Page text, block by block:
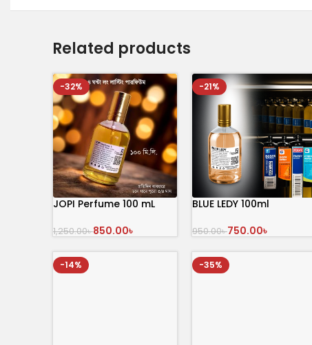
Related products
-32%
JOPI Perfume 100 mL
1,250.00৳850.00৳
অর্ডার করুন
-21%
BLUE LEDY 100ml
950.00৳750.00৳
অর্ডার করুন
-14% -35%